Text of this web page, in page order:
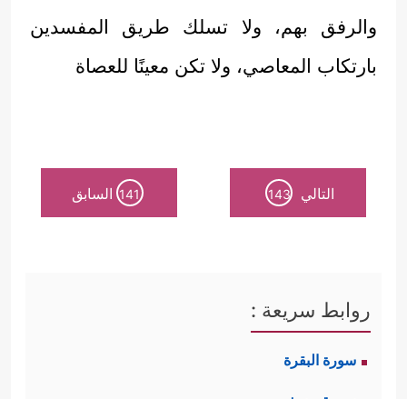
والرفق بهم، ولا تسلك طريق المفسدين
بارتكاب المعاصي، ولا تكن معينًا للعصاة
التالي 143
141 السابق
روابط سريعة :
سورة البقرة